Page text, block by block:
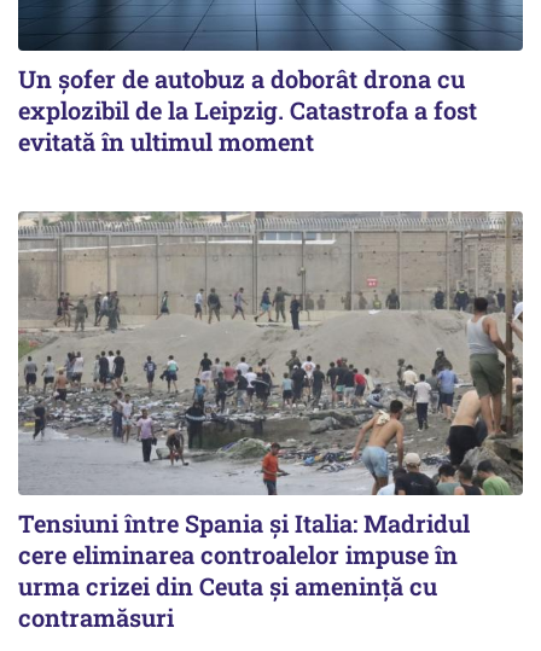
Un șofer de autobuz a doborât drona cu
explozibil de la Leipzig. Catastrofa a fost
evitată în ultimul moment
Tensiuni între Spania și Italia: Madridul
cere eliminarea controalelor impuse în
urma crizei din Ceuta și amenință cu
contramăsuri